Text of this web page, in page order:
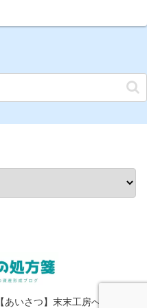
【あいさつ】末末工房へようこそ